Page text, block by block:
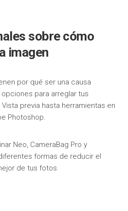
sobre cómo
imagen
por qué ser una causa
para arreglar tus
previa hasta herramientas en
Photoshop.
Neo, CameraBag Pro y
formas de reducir el
de tus fotos.